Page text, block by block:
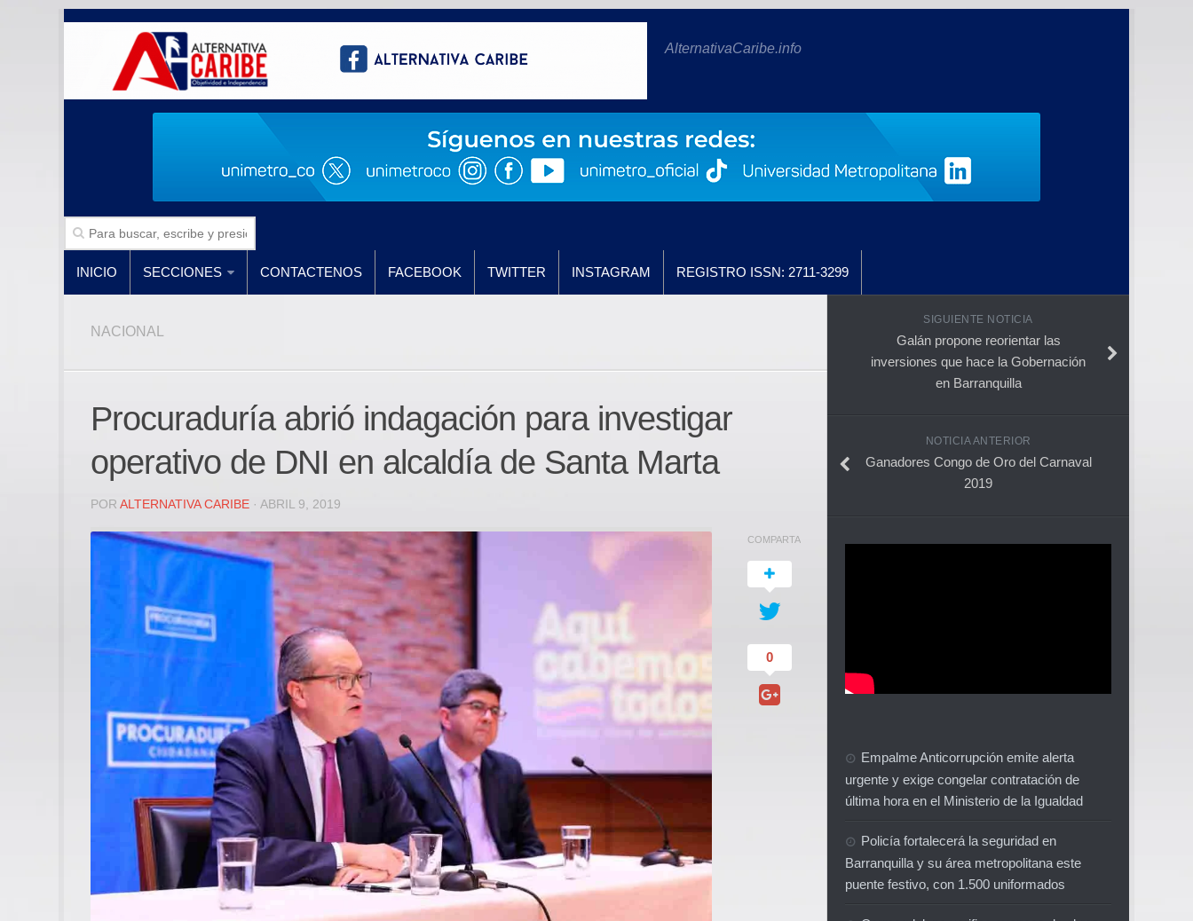
AlternativaCaribe.info
INICIO SECCIONES CONTACTENOS FACEBOOK TWITTER INSTAGRAM REGISTRO ISSN: 2711-3299
NACIONAL
Procuraduría abrió indagación para investigar
operativo de DNI en alcaldía de Santa Marta
POR ALTERNATIVA CARIBE · ABRIL 9, 2019
COMPARTA
0
SIGUIENTE NOTICIA
Galán propone reorientar las
inversiones que hace la Gobernación
en Barranquilla
NOTICIA ANTERIOR
Ganadores Congo de Oro del Carnaval
2019
Empalme Anticorrupción emite alerta
urgente y exige congelar contratación de
última hora en el Ministerio de la Igualdad
Policía fortalecerá la seguridad en
Barranquilla y su área metropolitana este
puente festivo, con 1.500 uniformados